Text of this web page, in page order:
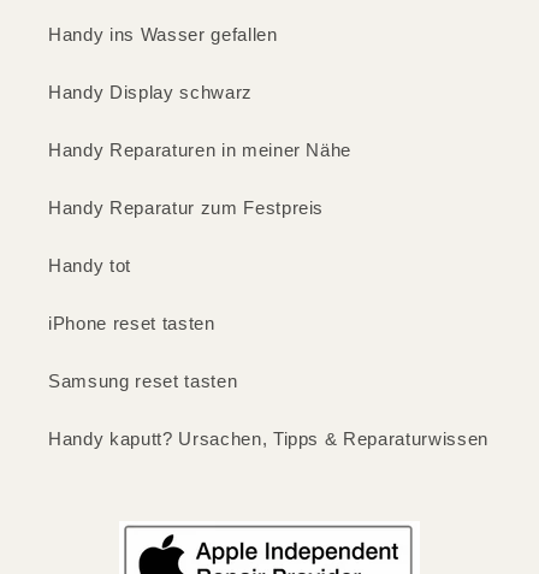
Handy ins Wasser gefallen
Handy Display schwarz
Handy Reparaturen in meiner Nähe
Handy Reparatur zum Festpreis
Handy tot
iPhone reset tasten
Samsung reset tasten
Handy kaputt? Ursachen, Tipps & Reparaturwissen